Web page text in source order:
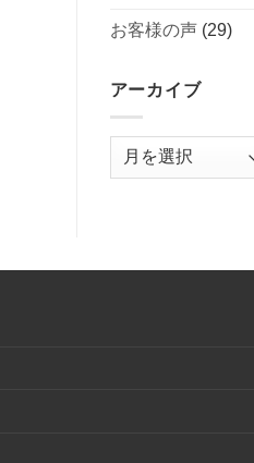
定
ま
は
賃
を
ご
用
下
さ
お客様の声(29)
アーカイブ